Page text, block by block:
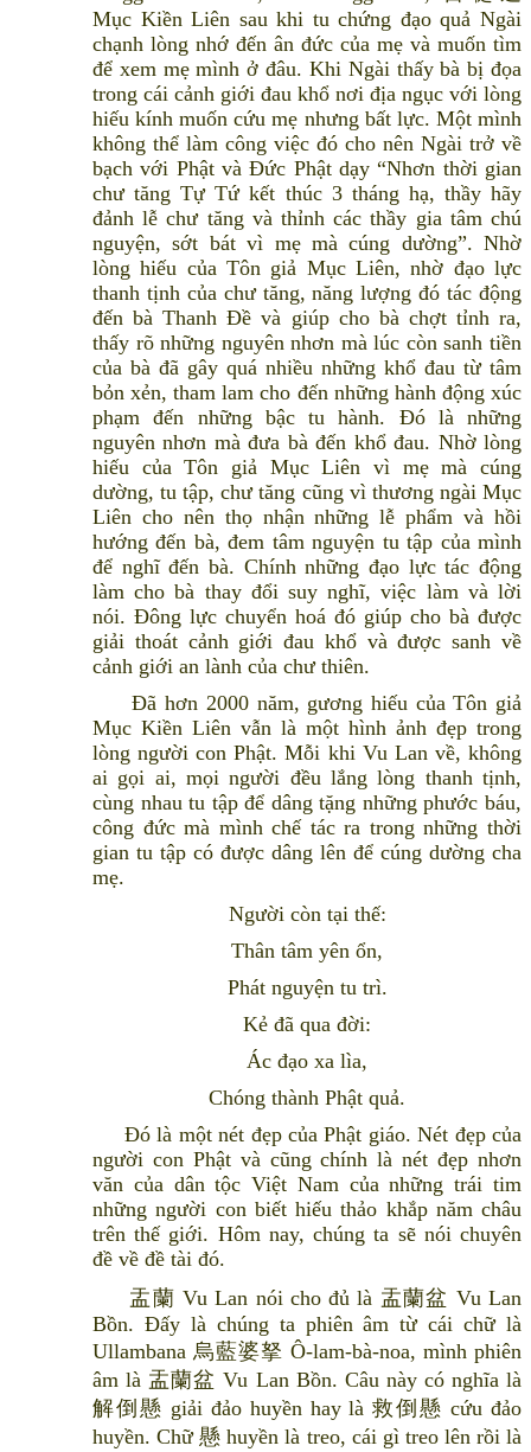
Mục Kiền Liên sau khi tu chứng đạo quả Ngài
chạnh lòng nhớ đến ân đức của mẹ và muốn tìm
để xem mẹ mình ở đâu. Khi Ngài thấy bà bị đọa
trong cái cảnh giới đau khổ nơi địa ngục với lòng
hiếu kính muốn cứu mẹ nhưng bất lực. Một mình
không thể làm công việc đó cho nên Ngài trở về
bạch với Phật và Đức Phật dạy “Nhơn thời gian
chư tăng Tự Tứ kết thúc 3 tháng hạ, thầy hãy
đảnh lễ chư tăng và thỉnh các thầy gia tâm chú
nguyện, sớt bát vì mẹ mà cúng dường”. Nhờ
lòng hiếu của Tôn giả Mục Liên, nhờ đạo lực
thanh tịnh của chư tăng, năng lượng đó tác động
đến bà Thanh Đề và giúp cho bà chợt tỉnh ra,
thấy rõ những nguyên nhơn mà lúc còn sanh tiền
của bà đã gây quá nhiều những khổ đau từ tâm
bỏn xẻn, tham lam cho đến những hành động xúc
phạm đến những bậc tu hành. Đó là những
nguyên nhơn mà đưa bà đến khổ đau. Nhờ lòng
hiếu của Tôn giả Mục Liên vì mẹ mà cúng
dường, tu tập, chư tăng cũng vì thương ngài Mục
Liên cho nên thọ nhận những lễ phẩm và hồi
hướng đến bà, đem tâm nguyện tu tập của mình
để nghĩ đến bà. Chính những đạo lực tác động
làm cho bà thay đổi suy nghĩ, việc làm và lời
nói. Đông lực chuyển hoá đó giúp cho bà được
giải thoát cảnh giới đau khổ và được sanh về
cảnh giới an lành của chư thiên.
Đã hơn 2000 năm, gương hiếu của Tôn giả
Mục Kiền Liên vẫn là một hình ảnh đẹp trong
lòng người con Phật. Mỗi khi Vu Lan về, không
ai gọi ai, mọi người đều lắng lòng thanh tịnh,
cùng nhau tu tập để dâng tặng những phước báu,
công đức mà mình chế tác ra trong những thời
gian tu tập có được dâng lên để cúng dường cha
mẹ.
Người còn tại thế:
Thân tâm yên ổn,
Phát nguyện tu trì.
Kẻ đã qua đời:
Ác đạo xa lìa,
Chóng thành Phật quả.
Đó là một nét đẹp của Phật giáo. Nét đẹp của
người con Phật và cũng chính là nét đẹp nhơn
văn của dân tộc Việt Nam của những trái tim
những người con biết hiếu thảo khắp năm châu
trên thế giới. Hôm nay, chúng ta sẽ nói chuyên
đề về đề tài đó.
盂蘭 Vu Lan nói cho đủ là 盂蘭盆 Vu Lan
Bồn. Đấy là chúng ta phiên âm từ cái chữ là
Ullambana 烏藍婆拏 Ô-lam-bà-noa, mình phiên
âm là 盂蘭盆 Vu Lan Bồn. Câu này có nghĩa là
解倒懸 giải đảo huyền hay là 救倒懸 cứu đảo
huyền. Chữ 懸 huyền là treo, cái gì treo lên rồi là